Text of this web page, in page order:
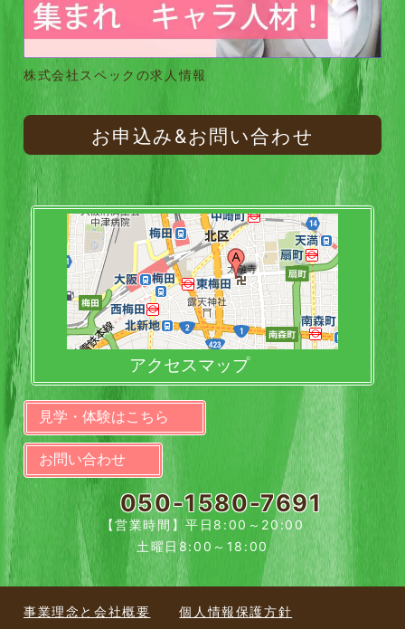
株式会社スペックの求人情報
お申込み&お問い合わせ
アクセスマップ
見学・体験はこちら
お問い合わせ
050-1580-7691
【営業時間】平日8:00～20:00
土曜日8:00～18:00
事業理念と会社概要 個人情報保護方針